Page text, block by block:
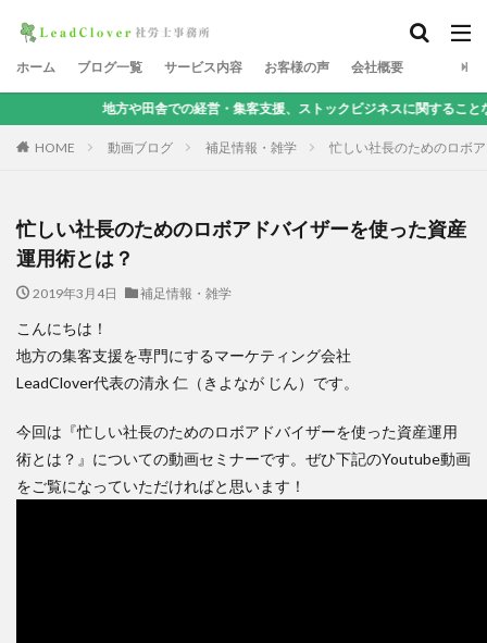
ホーム ブログ一覧 サービス内容 お客様の声 会社概要
地方や田舎での経営・集客支援、ストックビジネスに関することなら、地方集客
HOME 動画ブログ 補足情報・雑学 忙しい社長のためのロボ
忙しい社長のためのロボアドバイザーを使った資産
運用術とは？
2019年3月4日 補足情報・雑学
こんにちは！
地方の集客支援を専門にするマーケティング会社
LeadClover代表の清永 仁（きよなが じん）です。
今回は『忙しい社長のためのロボアドバイザーを使った資産運用
術とは？』についての動画セミナーです。ぜひ下記のYoutube動画
をご覧になっていただければと思います！